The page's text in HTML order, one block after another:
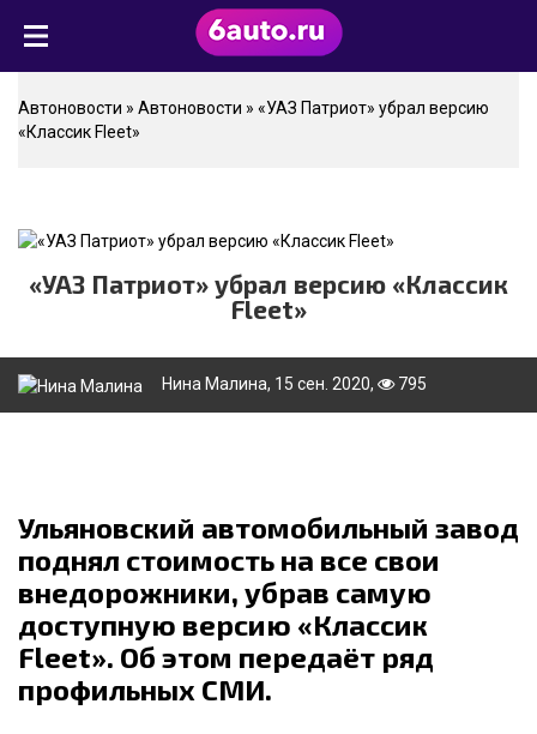
Автоновости » Автоновости » «УАЗ Патриот» убрал версию
«Классик Fleet»
«УАЗ Патриот» убрал версию «Классик
Fleet»
Нина Малина, 15 сен. 2020, 795
Ульяновский автомобильный завод
поднял стоимость на все свои
внедорожники, убрав самую
доступную версию «Классик
Fleet». Об этом передаёт ряд
профильных СМИ.